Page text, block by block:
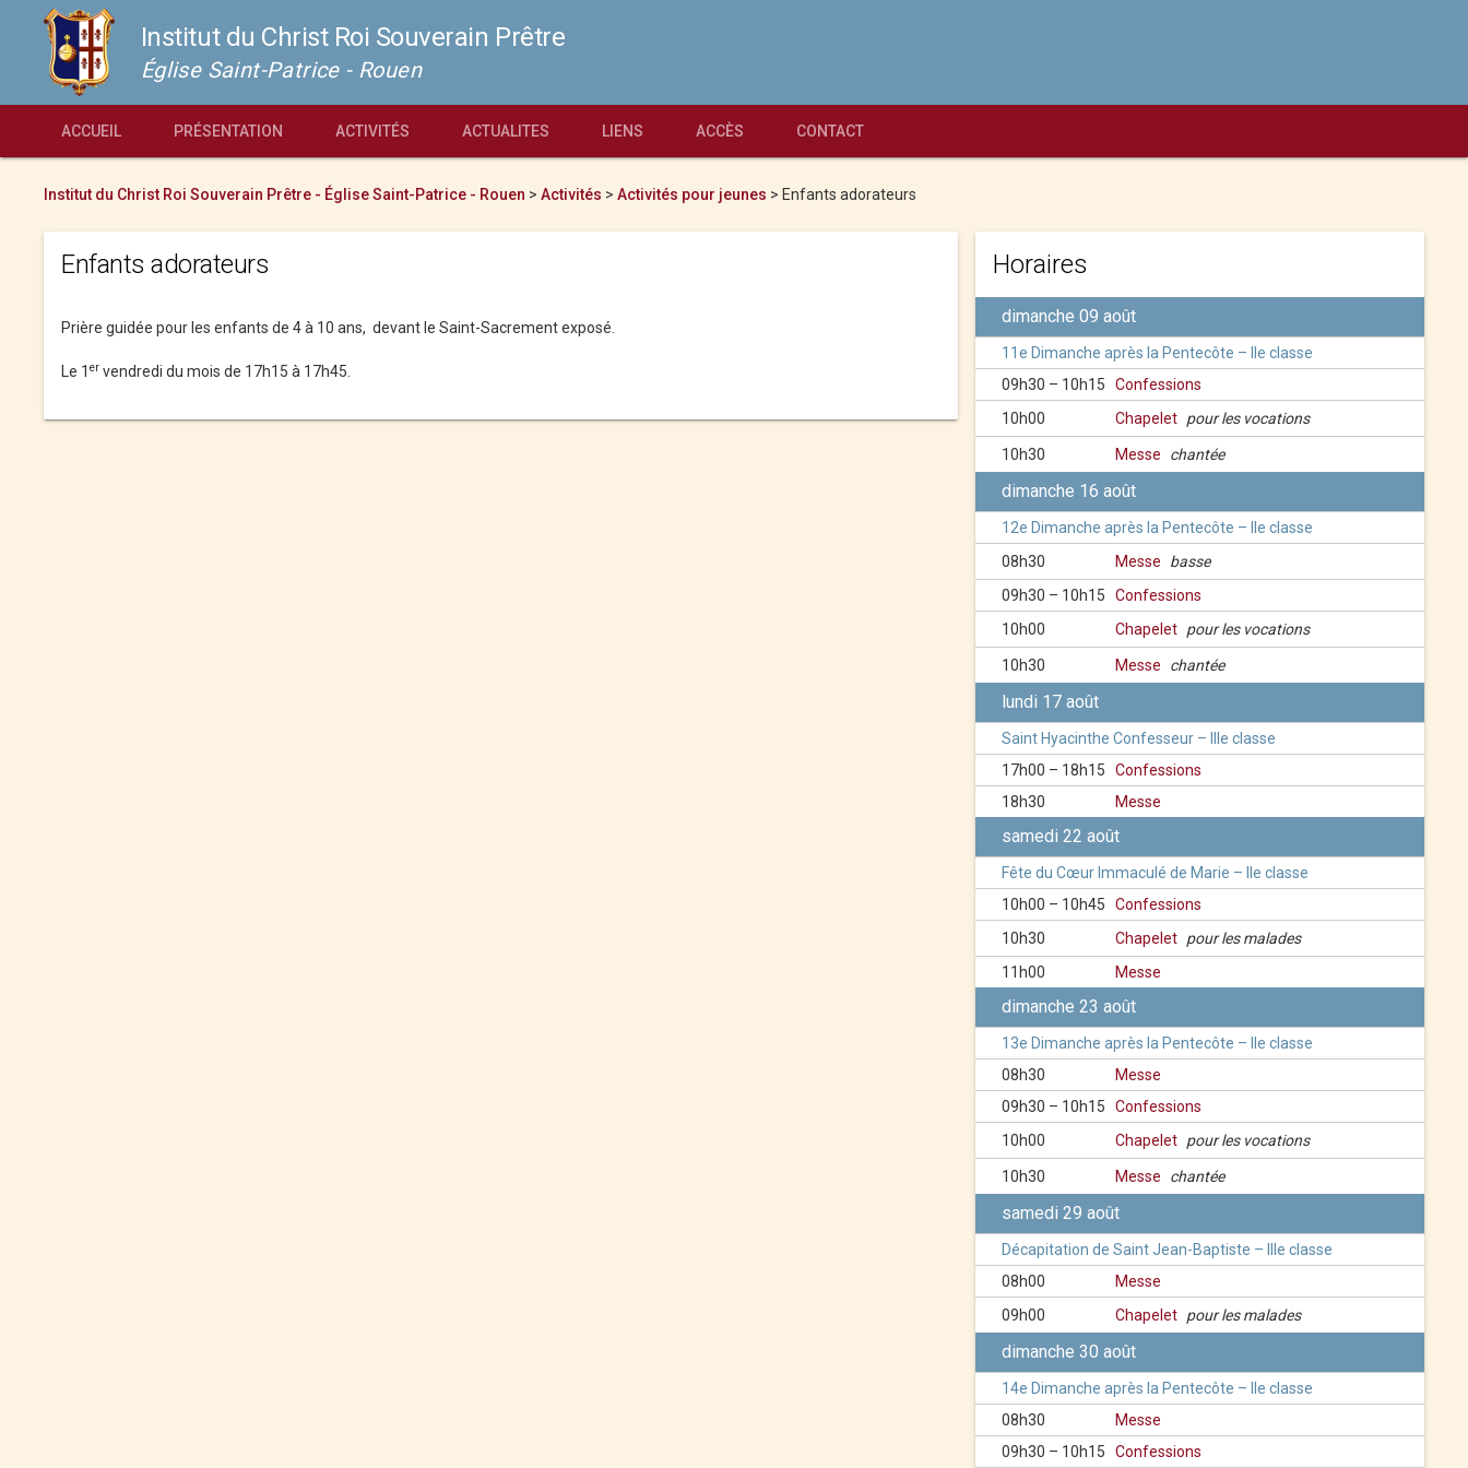
Institut du Christ Roi Souverain Prêtre
Église Saint-Patrice - Rouen
ACCUEIL PRÉSENTATION ACTIVITÉS ACTUALITES LIENS ACCÈS CONTACT
Institut du Christ Roi Souverain Prêtre - Église Saint-Patrice - Rouen > Activités > Activités pour jeunes > Enfants adorateurs
Enfants adorateurs
Prière guidée pour les enfants de 4 à 10 ans, devant le Saint-Sacrement exposé.
Le 1 er vendredi du mois de 17h15 à 17h45.
Horaires
dimanche 09 août
11e Dimanche après la Pentecôte – IIe classe
09h30 – 10h15
Confessions
10h00
Chapelet pour les vocations
10h30 Messe chantée
dimanche 16 août
12e Dimanche après la Pentecôte – IIe classe
08h30
Messe
basse
09h30 – 10h15
Confessions
10h00
Chapelet pour les vocations
10h30 Messe chantée
lundi 17 août
Saint Hyacinthe Confesseur – IIIe classe
17h00 – 18h15
Confessions
18h30
Messe
samedi 22 août
Fête du Cœur Immaculé de Marie – IIe classe
10h00 – 10h45
Confessions
10h30
Chapelet pour les malades
11h00
Messe
dimanche 23 août
13e Dimanche après la Pentecôte – IIe classe
08h30
Messe
09h30 – 10h15
Confessions
10h00
Chapelet pour les vocations
10h30 Messe chantée
samedi 29 août
Décapitation de Saint Jean-Baptiste – IIIe classe
08h00
Messe
09h00
Chapelet pour les malades
dimanche 30 août
14e Dimanche après la Pentecôte – IIe classe
08h30
Messe
09h30 – 10h15
Confessions